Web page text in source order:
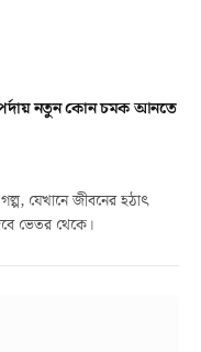
নতুন কোন চমক আনতে
যেখানে জীবনের হঠাৎ
ভেতর থেকে।